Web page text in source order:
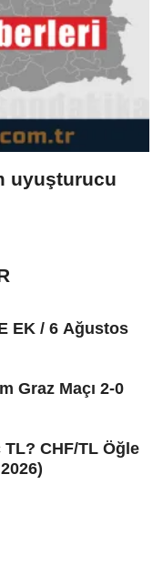
uyuşturucu
EK / 6 Ağustos
Graz Maçı 2-0
TL? CHF/TL Öğle